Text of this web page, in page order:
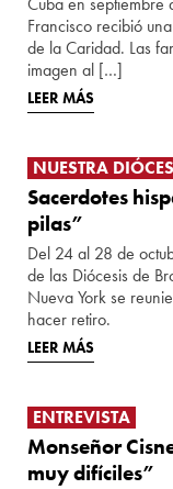
Francisco recibió
de la Caridad. Las
imagen al […]
LEER MÁS
NUESTRA
Sacerdotes
pilas”
Del 24 al 28 de
de las Diócesis de
Nueva York se
hacer retiro.
LEER MÁS
ENTREVISTA
Monseñor
muy difíciles”